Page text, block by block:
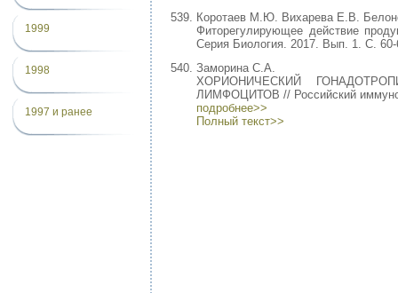
1999
1998
1997 и ранее
Коротаев М.Ю. Вихарева Е.В.
Фиторегулирующее действие
Серия Биология. 2017. Вып. 1. С. 60-
Заморина С.А.
ХОРИОНИЧЕСКИЙ
ЛИМФОЦИТОВ // Российский
подробнее>>
Полный текст>>